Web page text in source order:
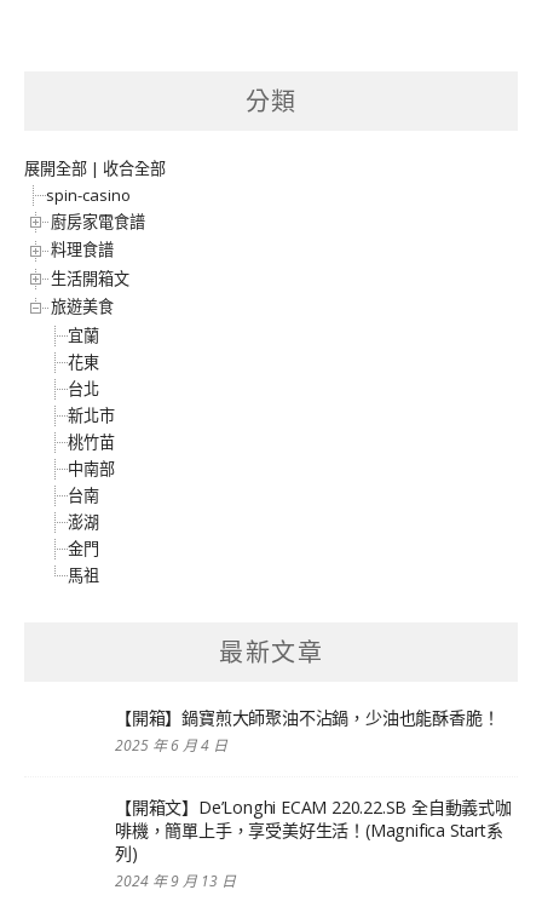
分類
展開全部 | 收合全部
spin-casino
廚房家電食譜
料理食譜
生活開箱文
旅遊美食
宜蘭
花東
台北
新北市
桃竹苗
中南部
台南
澎湖
金門
馬祖
最新文章
【開箱】鍋寶煎大師聚油不沾鍋，少油也能酥香脆！
2025 年 6 月 4 日
【開箱文】De’Longhi ECAM 220.22.SB 全自動義式咖
啡機，簡單上手，享受美好生活！(Magnifica Start系
列)
2024 年 9 月 13 日